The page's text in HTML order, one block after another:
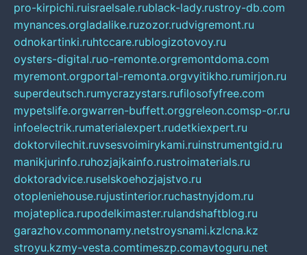
pro-kirpichi.ruisraelsale.rublack-lady.rustroy-db.com
mynances.orgladalike.ruzozor.rudvigremont.ru
odnokartinki.ruhtccare.rublogizotovoy.ru
oysters-digital.ruo-remonte.orgremontdoma.com
myremont.orgportal-remonta.orgvyitikho.rumirjon.ru
superdeutsch.rumycrazystars.rufilosofyfree.com
mypetslife.orgwarren-buffett.orggreleon.comsp-or.ru
infoelectrik.rumaterialexpert.rudetkiexpert.ru
doktorvilechit.ruvsesvoimirykami.ruinstrumentgid.ru
manikjurinfo.ruhozjajkainfo.rustroimaterials.ru
doktoradvice.ruselskoehozjajstvo.ru
otopleniehouse.rujustinterior.ruchastnyjdom.ru
mojateplica.rupodelkimaster.rulandshaftblog.ru
garazhov.commonamy.netstroysnami.kzlcna.kz
stroyu.kzmy-vesta.comtimeszp.comavtoguru.net